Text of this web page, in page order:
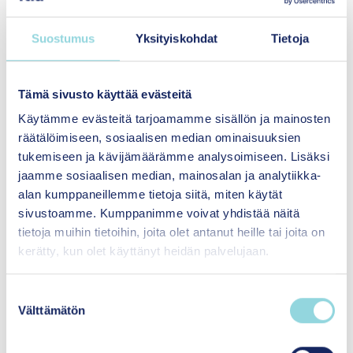
Suostumus Yksityiskohdat Tietoja
Tämä sivusto käyttää evästeitä
Käytämme evästeitä tarjoamamme sisällön ja mainosten
räätälöimiseen, sosiaalisen median ominaisuuksien
tukemiseen ja kävijämäärämme analysoimiseen. Lisäksi
jaamme sosiaalisen median, mainosalan ja analytiikka-
alan kumppaneillemme tietoja siitä, miten käytät
sivustoamme. Kumppanimme voivat yhdistää näitä
tietoja muihin tietoihin, joita olet antanut heille tai joita on
kerätty, kun olet käyttänyt heidän palvelujaan.
Välttämätön
systemaattisina katsauksina. Systemaattisten
tietoa, sillä niissä haetaan keskeisistä
kansainvälisistä tietokannoista kaikkea
menetelmästä tehtyä tutkimusta.
Arvioinneissa selvitetään, onko arvioitavana
olevalla psykososiaalisella menetelmällä suoraa
tai välillistä näyttöön perustuvaa vaikuttavuutta
johonkin tiettyyn lasten ja nuorten
mielenterveyttä edistävään tavoitteeseen
suomalaisessa kontekstissa.
”Systemaattisissa kirjallisuuskatsauksissa
arvioitsijat käyvät huolellisesti läpi
menetelmästä tehdyt vaikuttavuustutkimukset
ja pisteyttävät ne tarkasti”, Backman kertoo.